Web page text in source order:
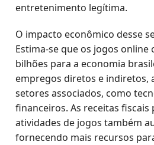
entretenimento legítima.
O impacto econômico desse
Estima-se que os jogos
bilhões para a economia
empregos diretos e indiretos,
setores associados, como
financeiros. As receitas fiscais
atividades de jogos também
fornecendo mais recursos